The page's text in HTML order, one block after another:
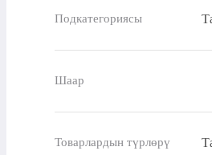
Подкатегориясы
Шаар
Товарлардын түрлөрү